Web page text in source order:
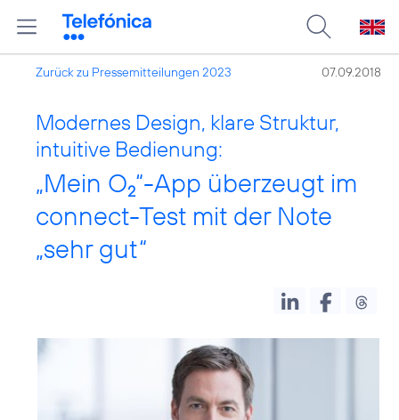
Zurück zu Pressemitteilungen 2023 07.09.2018
Modernes Design, klare Struktur,
intuitive Bedienung:
„Mein O2“-App überzeugt im
connect-Test mit der Note
„sehr gut“